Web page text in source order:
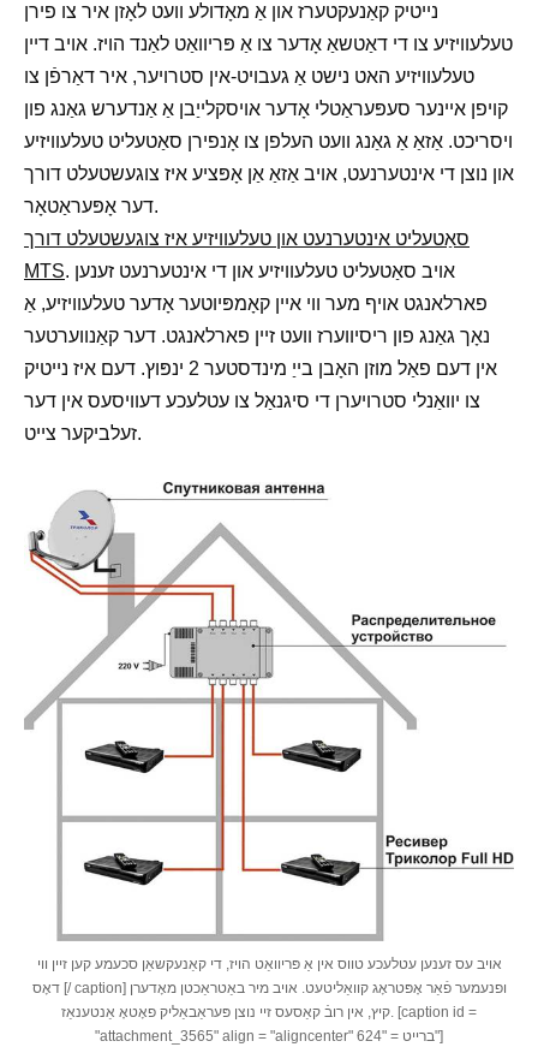
נייטיק קאַנעקטערז און אַ מאָדולע וועט לאָזן איר צו פירן
טעלעוויזיע צו די דאַטשאַ אָדער צו אַ פּריוואַט לאַנד הויז. אויב דיין
טעלעוויזיע האט נישט אַ געבויט-אין סטרויער, איר דאַרפֿן צו
קויפן איינער סעפּעראַטלי אָדער אויסקלייַבן אַ אַנדערש גאַנג פון
ויסריכט. אַזאַ אַ גאַנג וועט העלפן צו אָנפירן סאַטעליט טעלעוויזיע
און נוצן די אינטערנעט, אויב אַזאַ אַן אָפּציע איז צוגעשטעלט דורך
דער אָפּעראַטאָר.
סאַטעליט אינטערנעט און טעלעוויזיע איז צוגעשטעלט דורך
MTS. אויב סאַטעליט טעלעוויזיע און די אינטערנעט זענען
פארלאנגט אויף מער ווי איין קאָמפּיוטער אָדער טעלעוויזיע, אַ
נאָך גאַנג פון ריסיווערז וועט זיין פארלאנגט. דער קאַנווערטער
אין דעם פאַל מוזן האָבן בייַ מינדסטער 2 ינפּוץ. דעם איז נייטיק
צו יוואַנלי סטרויערן די סיגנאַל צו עטלעכע דעוויסעס אין דער
זעלביקער צייט.
אויב עס זענען עטלעכע טווס אין אַ פּריוואַט הויז, די קאַנעקשאַן סכעמע קען זיין ווי
דאָס [/ caption] ופנעמער פֿאַר אָפּטראָג קוואַליטעט. אויב מיר באַטראַכטן מאָדערן
קיץ, אין רובֿ קאַסעס זיי נוצן פּעראַבאַליק פאָטאָ אַנטענאַז. [caption id =
"attachment_3565" align = "aligncenter" ברייט = "624"]